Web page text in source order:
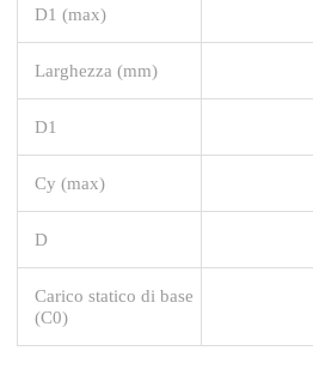
D1 (max)
Larghezza (mm)
D1
Cy (max)
D
Carico statico di base
(C0)